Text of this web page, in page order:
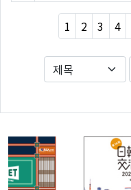
1 2 3 4